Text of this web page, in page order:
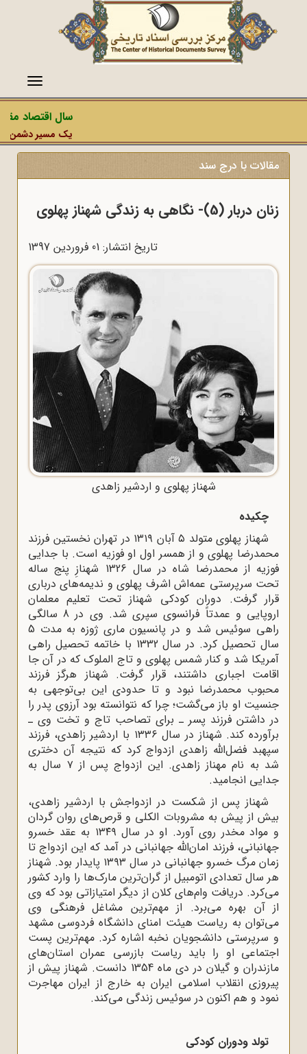
منو
سال اقتصاد
یک مسیر دشمن،
مقالات با درج سند
زنان دربار (5)- نگاهی به زندگی شهناز پهلوی
تاریخ انتشار: 01 فروردين 1397
شهناز پهلوی و اردشیر زاهدی
چکیده
شهناز پهلوی متولد ۵ آبان ۱۳۱۹ در تهران نخستین فرزند
محمدرضا پهلوی و از همسر اول او فوزیه است. با جدایی
فوزیه از محمدرضا شاه در سال 1326 شهنازِ پنج ساله
تحت سرپرستی عمه‌اش اشرف پهلوی و ندیمه‌‌‌‌‌‌های درباری
قرار گرفت. دوران کودکی شهناز تحت تعلیم معلمان
اروپایی و عمدتاً فرانسوی سپری شد. وی در 8 سالگی
راهی سوئیس شد و در پانسیون ماری ژوزه به مدت 5
سال تحصیل کرد. در سال 1332 با خاتمه تحصیل راهی
آمریکا شد و کنار شمس پهلوی و تاج الملوک که در آن جا
اقامت اجباری داشتند، قرار گرفت. شهناز هرگز فرزند
محبوب محمدرضا نبود و تا حدودی این بی‌توجهی به
جنسیت او باز می‌‌‌گشت؛ چرا که نتوانسته بود آرزوی پدر را
در داشتن فرزند پسر ـ برای تصاحب تاج و تخت وی ـ
برآورده کند. شهناز در سال ۱۳۳۶ با اردشیر زاهدی، فرزند
سپهبد فضل‌الله زاهدی ازدواج کرد که نتیجه آن دختری
شد به نام مهناز زاهدی. این ازدواج پس از ۷ سال به
جدایی انجامید.
شهناز پس از شکست در ازدواجش با اردشیر زاهدی،
بیش از پیش به مشروبات الکلی و قرص‌های روان گردان
و مواد مخدر روی آورد. او در سال ۱۳۴۹ به عقد خسرو
جهانبانی، فرزند امان‌الله جهانبانی در آمد که این ازدواج تا
زمان مرگ خسرو جهانبانی در سال ۱۳۹۳ پایدار بود. شهناز
هر سال تعدادی اتومبیل از گران‌ترین مارک‌ها را وارد کشور
می‌کرد. دریافت وام‌های کلان از دیگر امتیازاتی بود که وی
از آن بهره می‌برد. از مهم‌ترین مشاغل فرهنگی وی
می‌توان به ریاست هیئت امنای دانشگاه فردوسی مشهد
و سرپرستی دانشجویان نخبه اشاره کرد. مهم‌ترین پست
اجتماعی او را باید ریاست بازرسی عمران استان‌های
مازندران و گیلان در دی ماه 1354 دانست. شهناز پیش از
پیروزی انقلاب اسلامی ایران به خارج از ایران مهاجرت
نمود و هم اکنون در سوئیس زندگی می‌کند.
تولد ودوران کودکی